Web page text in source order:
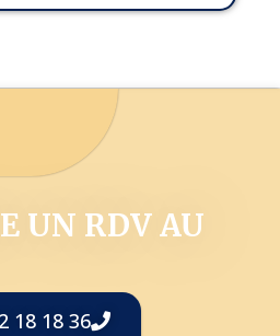
UN RDV AU
18 18 36